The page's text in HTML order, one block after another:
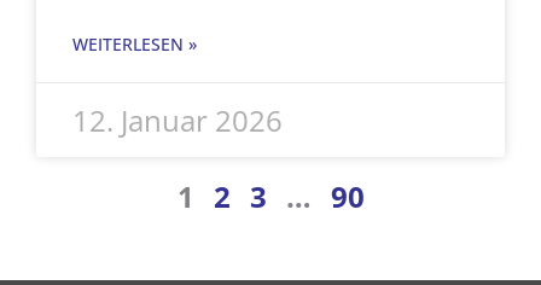
WEITERLESEN »
12. Januar 2026
1 2 3 … 90